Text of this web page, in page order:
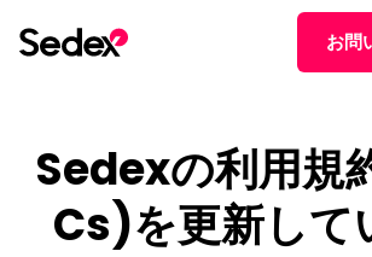
お問
Sedexの利用規
Cs)を更新して